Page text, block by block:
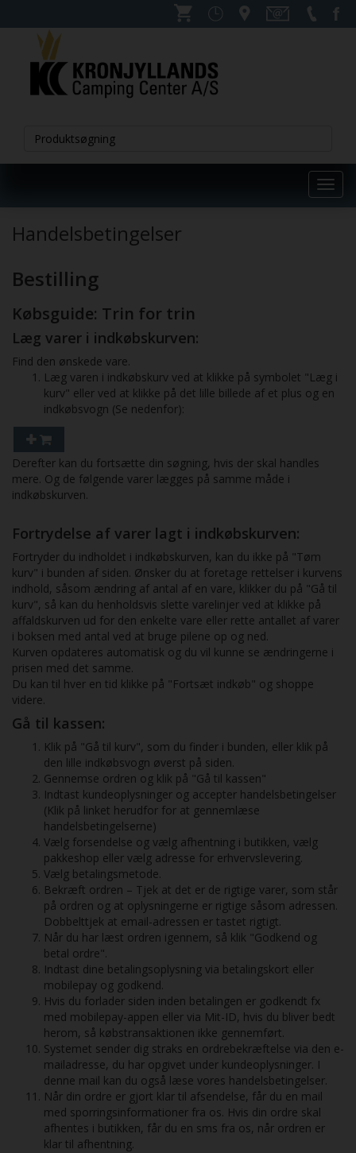
Handelsbetingelser
Bestilling
Købsguide: Trin for trin
Læg varer i indkøbskurven:
Find den ønskede vare.
Læg varen i indkøbskurv ved at klikke på symbolet "Læg i
kurv" eller ved at klikke på det lille billede af et plus og en
indkøbsvogn (Se nedenfor):
Derefter kan du fortsætte din søgning, hvis der skal handles
mere. Og de følgende varer lægges på samme måde i
indkøbskurven.
Fortrydelse af varer lagt i indkøbskurven:
Fortryder du indholdet i indkøbskurven, kan du ikke på "Tøm
kurv" i bunden af siden. Ønsker du at foretage rettelser i kurvens
indhold, såsom ændring af antal af en vare, klikker du på "Gå til
kurv", så kan du henholdsvis slette varelinjer ved at klikke på
affaldskurven ud for den enkelte vare eller rette antallet af varer
i boksen med antal ved at bruge pilene op og ned.
Kurven opdateres automatisk og du vil kunne se ændringerne i
prisen med det samme.
Du kan til hver en tid klikke på "Fortsæt indkøb" og shoppe
videre.
Gå til kassen:
Klik på "Gå til kurv", som du finder i bunden, eller klik på
den lille indkøbsvogn øverst på siden.
Gennemse ordren og klik på "Gå til kassen"
Indtast kundeoplysninger og accepter handelsbetingelser
(Klik på linket herudfor for at gennemlæse
handelsbetingelserne)
Vælg forsendelse og vælg afhentning i butikken, vælg
pakkeshop eller vælg adresse for erhvervslevering.
Vælg betalingsmetode.
Bekræft ordren – Tjek at det er de rigtige varer, som står
på ordren og at oplysningerne er rigtige såsom adressen.
Dobbelttjek at email-adressen er tastet rigtigt.
Når du har læst ordren igennem, så klik "Godkend og
betal ordre".
Indtast dine betalingsoplysning via betalingskort eller
mobilepay og godkend.
Hvis du forlader siden inden betalingen er godkendt fx
med mobilepay-appen eller via Mit-ID, hvis du bliver bedt
herom, så købstransaktionen ikke gennemført.
Systemet sender dig straks en ordrebekræftelse via den e-
mailadresse, du har opgivet under kundeoplysninger. I
denne mail kan du også læse vores handelsbetingelser.
Når din ordre er gjort klar til afsendelse, får du en mail
med sporringsinformationer fra os. Hvis din ordre skal
afhentes i butikken, får du en sms fra os, når ordren er
klar til afhentning.